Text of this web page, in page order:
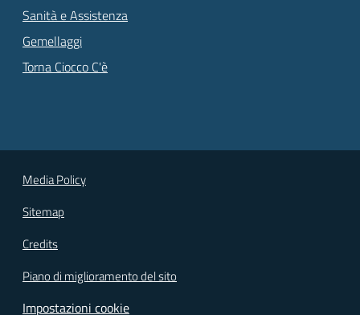
Sanità e Assistenza
Gemellaggi
Torna Ciocco C'è
Media Policy
Sitemap
Credits
Piano di miglioramento del sito
Impostazioni cookie